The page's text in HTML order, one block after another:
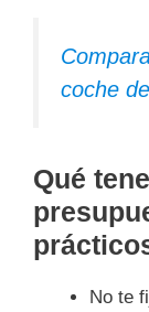
coche
Qué
No te